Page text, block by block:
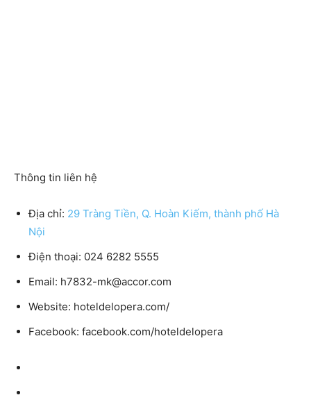
Thông tin liên hệ
Địa chỉ: 29 Tràng Tiền, Q. Hoàn Kiếm, thành phố Hà
Nội
Điện thoại: 024 6282 5555
Email: h7832-mk@accor.com
Website: hoteldelopera.com/
Facebook: facebook.com/hoteldelopera